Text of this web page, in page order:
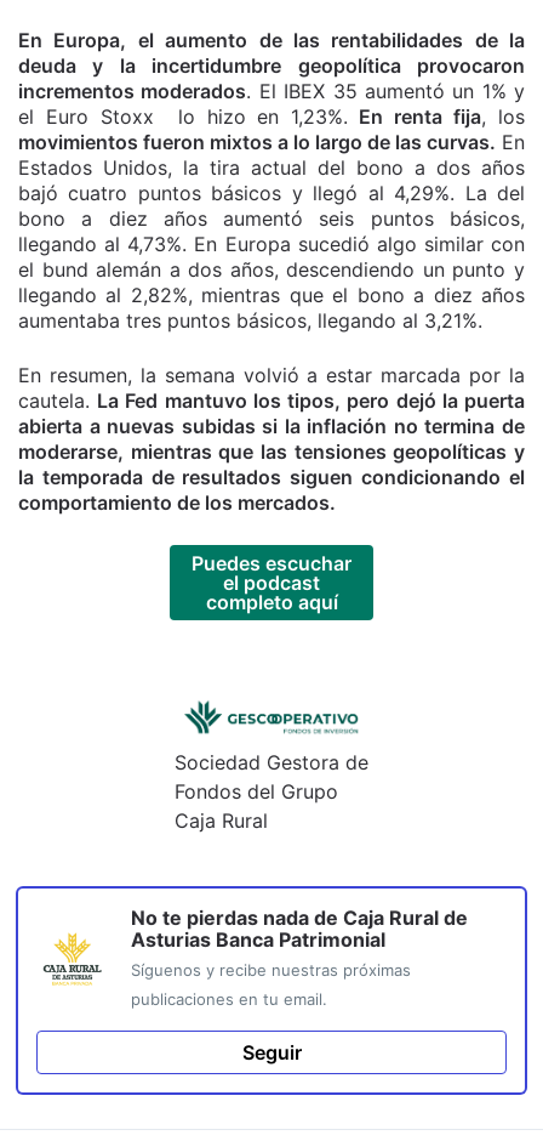
En Europa, el aumento de las rentabilidades de la
deuda y la incertidumbre geopolítica provocaron
incrementos moderados. El IBEX 35 aumentó un 1% y
el Euro Stoxx lo hizo en 1,23%. En renta fija, los
movimientos fueron mixtos a lo largo de las curvas. En
Estados Unidos, la tira actual del bono a dos años
bajó cuatro puntos básicos y llegó al 4,29%. La del
bono a diez años aumentó seis puntos básicos,
llegando al 4,73%. En Europa sucedió algo similar con
el bund alemán a dos años, descendiendo un punto y
llegando al 2,82%, mientras que el bono a diez años
aumentaba tres puntos básicos, llegando al 3,21%.
En resumen, la semana volvió a estar marcada por la
cautela. La Fed mantuvo los tipos, pero dejó la puerta
abierta a nuevas subidas si la inflación no termina de
moderarse, mientras que las tensiones geopolíticas y
la temporada de resultados siguen condicionando el
comportamiento de los mercados.
Puedes escuchar
el podcast
completo aquí
Sociedad Gestora de
Fondos del Grupo
Caja Rural
No te pierdas nada de Caja Rural de
Asturias Banca Patrimonial
Síguenos y recibe nuestras próximas
publicaciones en tu email.
Seguir